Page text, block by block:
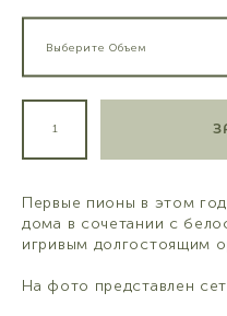
Выберите Объем
Первые пионы в этом
дома в сочетании с
игривым долгостоящим
На фото представлен